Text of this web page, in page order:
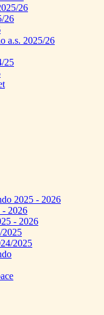
26
26
a.s. 2025/26
25
2025 - 2026
- 2026
- 2026
2025
2025